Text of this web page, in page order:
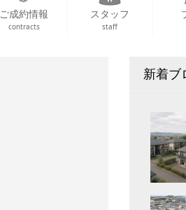
ご成約情報
contracts
スタッフ
staff
新着ブ